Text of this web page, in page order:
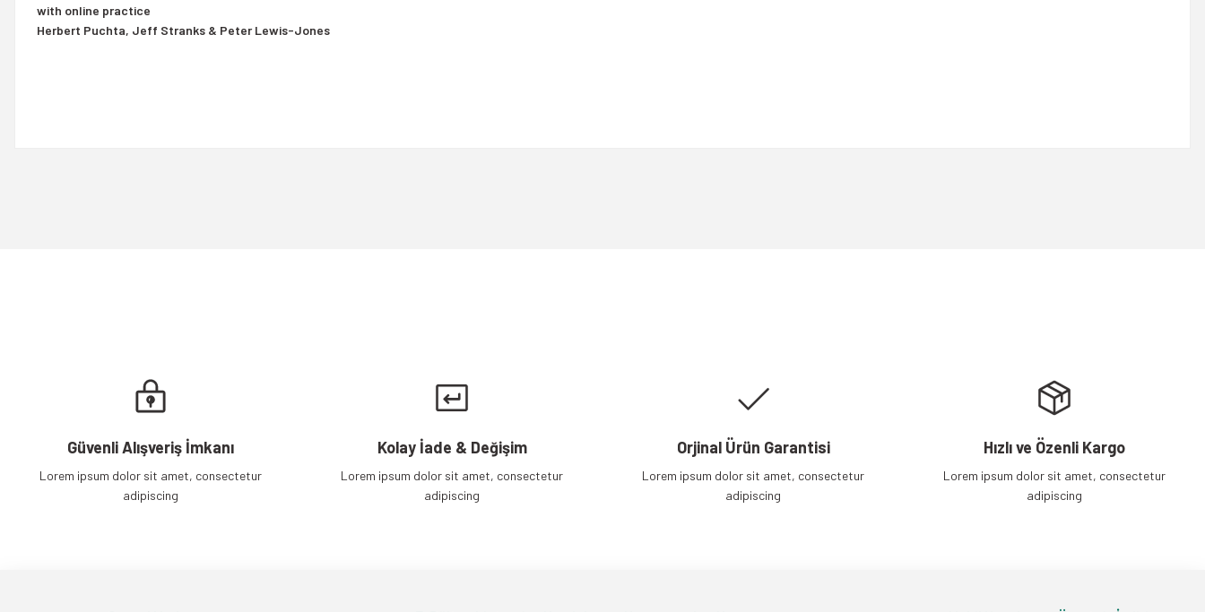
with online practice
Herbert Puchta, Jeff Stranks & Peter Lewis-Jones
Güvenli Alışveriş İmkanı
Lorem ipsum dolor sit amet, consectetur
adipiscing
Kolay İade & Değişim
Lorem ipsum dolor sit amet, consectetur
adipiscing
Orjinal Ürün Garantisi
Lorem ipsum dolor sit amet, consectetur
adipiscing
Hızlı ve Özenli Kargo
Lorem ipsum dolor sit amet, consectetur
adipiscing